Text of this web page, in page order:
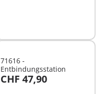
71616 -
Entbindungsstation
CHF 47,90
In den Warenkorb